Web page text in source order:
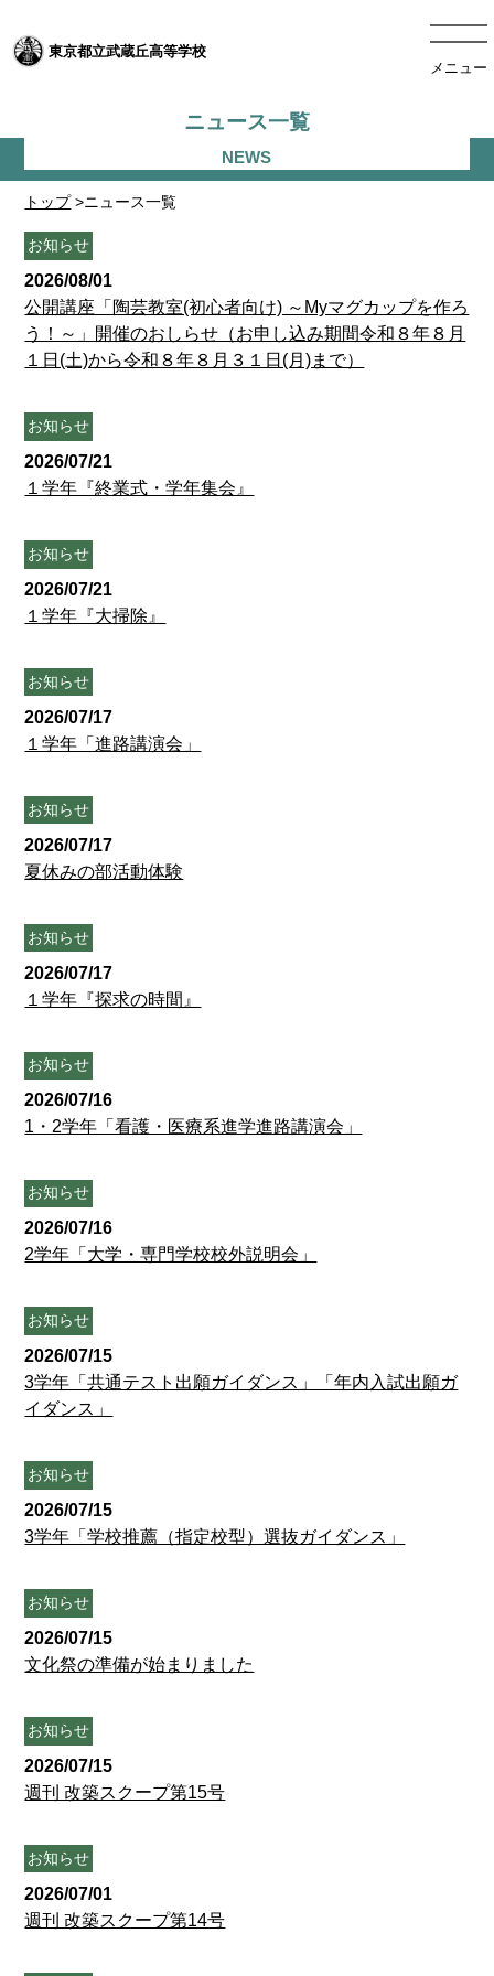
東京都立武蔵丘高等学校
メニュー
トップ>ニュース一覧
ニュース一覧
お知らせ
2026/08/01
公開講座「陶芸教室(初心者向け) ～Myマグカップを作ろ
う！～」開催のおしらせ（お申し込み期間令和８年８月
１日(土)から令和８年８月３１日(月)まで）
お知らせ
2026/07/21
１学年『終業式・学年集会』
お知らせ
2026/07/21
１学年『大掃除』
お知らせ
2026/07/17
１学年「進路講演会」
お知らせ
2026/07/17
夏休みの部活動体験
お知らせ
2026/07/17
１学年『探求の時間』
お知らせ
2026/07/16
1・2学年「看護・医療系進学進路講演会」
お知らせ
2026/07/16
2学年「大学・専門学校校外説明会」
お知らせ
2026/07/15
3学年「共通テスト出願ガイダンス」「年内入試出願ガ
イダンス」
お知らせ
2026/07/15
3学年「学校推薦（指定校型）選抜ガイダンス」
お知らせ
2026/07/15
文化祭の準備が始まりました
お知らせ
2026/07/15
週刊 改築スクープ第15号
お知らせ
2026/07/01
週刊 改築スクープ第14号